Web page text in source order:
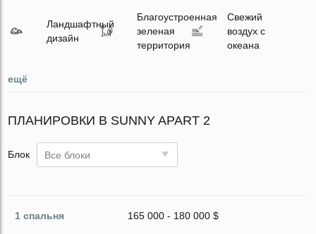
Ландшафтный
дизайн
Благоустроенная
зеленая
территория
Свежий
воздух с
океана
ещё
ПЛАНИРОВКИ В SUNNY APART 2
Блок Все блоки
1 спальня 165 000 - 180 000 $